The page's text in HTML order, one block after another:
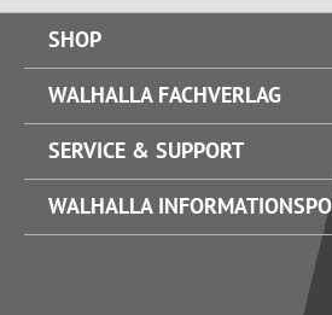
SHOP
WALHALLA FACHVERLAG
SERVICE & SUPPORT
WALHALLA